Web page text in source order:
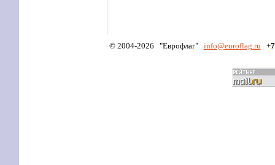
© 2004-2026 "Еврофлаг" info@euroflag.ru +